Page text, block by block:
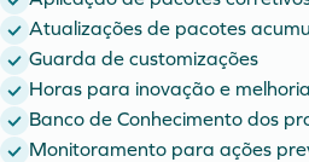
Atualizações de pacotes
Guarda de customizações
Horas para inovação e
Banco de Conhecimento dos
Monitoramento para ações